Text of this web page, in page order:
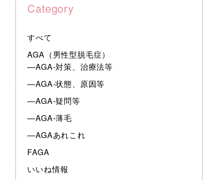
Category
すべて
AGA（男性型脱毛症）
—AGA-対策、治療法等
—AGA-状態、原因等
—AGA-疑問等
—AGA-薄毛
—AGAあれこれ
FAGA
いいね情報